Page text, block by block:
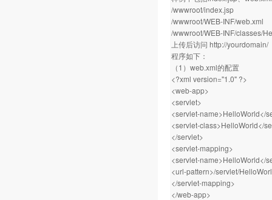
/wwwroot/index.jsp
/wwwroot/WEB-INF/web.xml
/wwwroot/WEB-INF/classes/
上传后访问 http://yourdomain/
程序如下：
（1）web.xml的配置
<?xml version="1.0" ?>
<web-app>
<servlet>
<servlet-name>HelloWorld</
<servlet-class>HelloWorld</
</servlet>
<servlet-mapping>
<servlet-name>HelloWorld</
<url-pattern>/servlet/
</servlet-mapping>
</web-app>